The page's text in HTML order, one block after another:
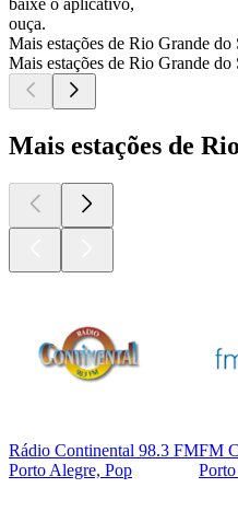
baixe o aplicativo,
ouça.
Mais estações de Rio Grande do
Mais estações de Rio Grande do
Mais estações de
Rádio Continental 98.3 FM
Porto Alegre, Pop
FM